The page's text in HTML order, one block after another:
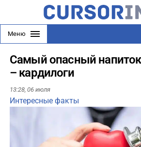
Меню
Самый опасный
– кардилоги
13:28, 06 июля
Интересные факты